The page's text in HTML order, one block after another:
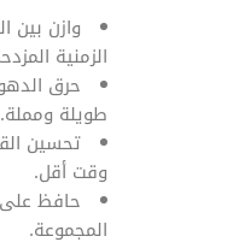
وازن بين
الزمنية
حرق
طويلة ومملة.
تحسين
وقت أقل.
حافظ
المجموعة.